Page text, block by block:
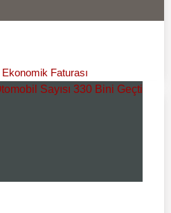
Ekonomik Faturası